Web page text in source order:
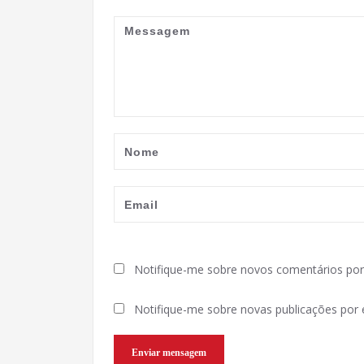
Notifique-me sobre novos comentários
Notifique-me sobre novas publicações por